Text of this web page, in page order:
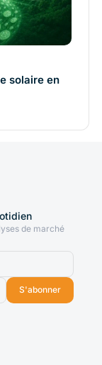
solaire en
de marché
S'abonner